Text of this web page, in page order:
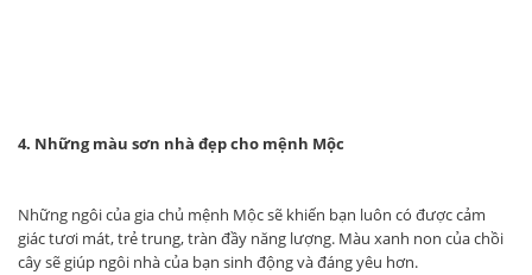
4. Những màu sơn nhà đẹp cho mệnh Mộc
Những ngôi của gia chủ mệnh Mộc sẽ khiến bạn luôn có được cảm
giác tươi mát, trẻ trung, tràn đầy năng lượng. Màu xanh non của chồi
cây sẽ giúp ngôi nhà của bạn sinh động và đáng yêu hơn.